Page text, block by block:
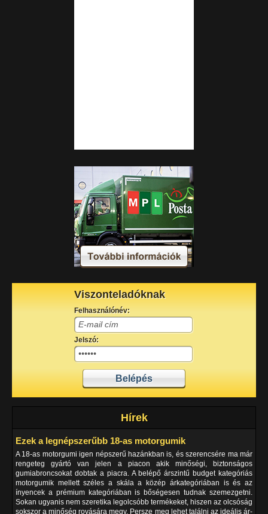
Viszonteladóknak
Felhasználónév:
Jelszó:
Hírek
Ezek a legnépszerűbb 18-as motorgumik
A 18-as motorgumi igen népszerű hazánkban is, és szerencsére ma már
rengeteg gyártó van jelen a piacon akik minőségi, biztonságos
gumiabroncsokat dobtak a piacra. A belépő árszintű budget kategóriás
motorgumik mellett széles a skála a közép árkategóriában is és az
ínyencek a prémium kategóriában is bőségesen tudnak szemezgetni.
Sokan ugyanis nem szeretika legolcsóbb termékeket, hiszen az olcsóság
sokszor a minőség rovására megy. Persze meg lehet találni az ideális ár-